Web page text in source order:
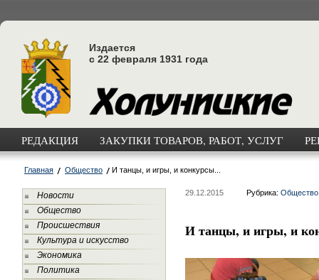
Издается
с 22 февраля 1931 года
РЕДАКЦИЯ ЗАКУПКИ ТОВАРОВ, РАБОТ, УСЛУГ
Главная Общество И танцы, и игры, и конкурсы...
Новости
Общество
Происшествия
Культура и искусство
Экономика
Политика
29.12.2015 Рубрика: Общество
И танцы, и игры, и